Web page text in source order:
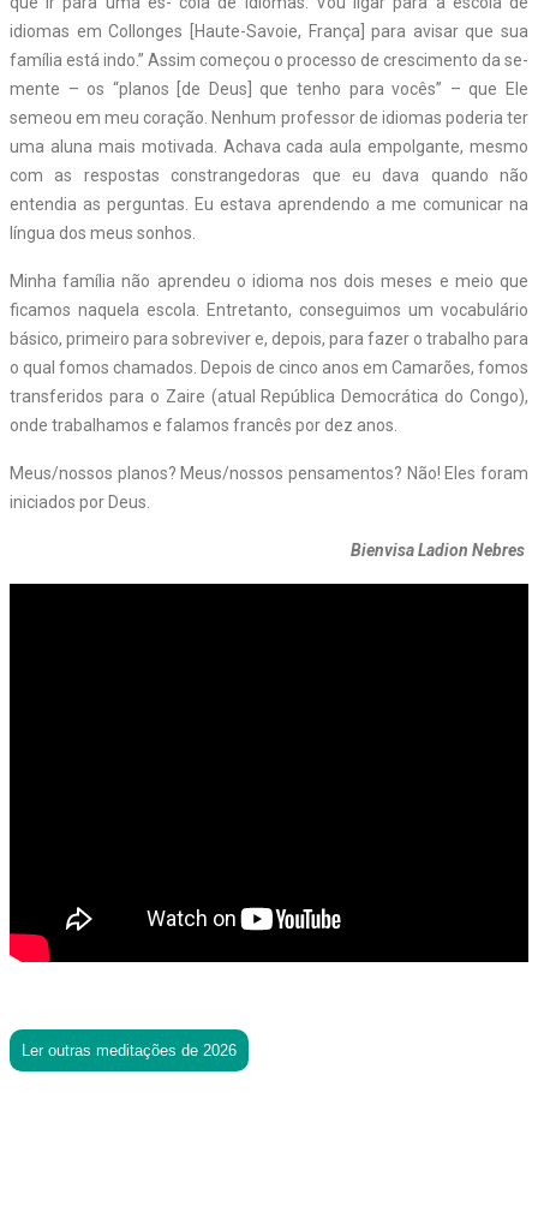
idiomas em Collonges [Haute-Savoie, França] para avisar que sua
família está indo.” Assim começou o processo de crescimento da se-
mente – os “planos [de Deus] que tenho para vocês” – que Ele
semeou em meu coração. Nenhum professor de idiomas poderia ter
uma aluna mais motivada. Achava cada aula empolgante, mesmo
com as respostas constrangedoras que eu dava quando não
entendia as perguntas. Eu estava aprendendo a me comunicar na
língua dos meus sonhos.
Minha família não aprendeu o idioma nos dois meses e meio que
ficamos naquela escola. Entretanto, conseguimos um vocabulário
básico, primeiro para sobreviver e, depois, para fazer o trabalho para
o qual fomos chamados. Depois de cinco anos em Camarões, fomos
transferidos para o Zaire (atual República Democrática do Congo),
onde trabalhamos e falamos francês por dez anos.
Meus/nossos planos? Meus/nossos pensamentos? Não! Eles foram
iniciados por Deus.
Bienvisa Ladion Nebres
Ler outras meditações de 2026